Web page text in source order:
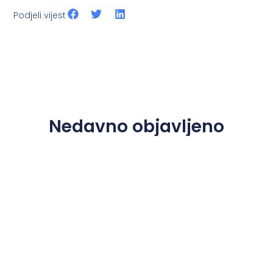
Podjeli vijest
Nedavno objavljeno